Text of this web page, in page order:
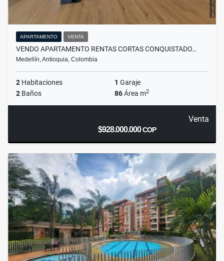
APARTAMENTO VENTA
VENDO APARTAMENTO RENTAS CORTAS CONQUISTADO…
Medellín, Antioquia, Colombia
2 Habitaciones 1 Garaje
2 Baños 86Área m2
Venta
$928.000.000COP